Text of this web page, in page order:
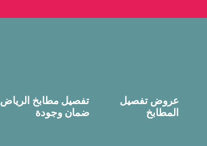
عروض تفصيل
المطابخ
تفصيل مطابخ الرياض
ضمان وجودة